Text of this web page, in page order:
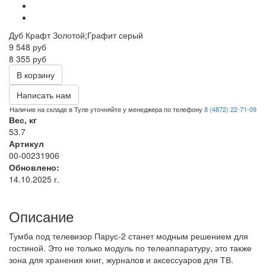
Дуб Крафт Золотой;Графит серый
9 548 руб
8 355 руб
В корзину
Написать нам
Наличие на складе в Туле уточняйте у менеджера по телефону8 (4872) 22-71-09
Вес, кг
53.7
Артикул
00-00231906
Обновлено:
14.10.2025 г.
Описание
Тумба под телевизор Парус-2 станет модным решением для
гостиной. Это не только модуль по телеаппаратуру, это также
зона для хранения книг, журналов и аксессуаров для ТВ.